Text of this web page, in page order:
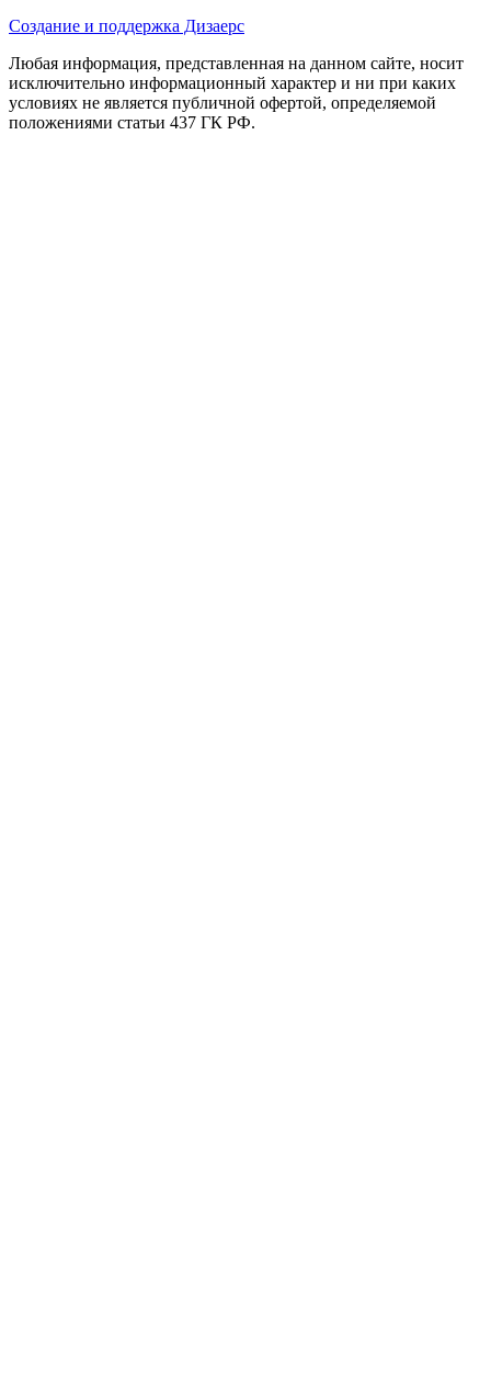
Создание и поддержка Дизаерс
Любая информация, представленная на данном сайте, носит
исключительно информационный характер и ни при каких
условиях не является публичной офертой, определяемой
положениями статьи 437 ГК РФ.